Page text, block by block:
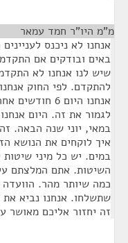
מ"מ היו"ר חמד עמאר
אנחנו לא ניכנס
באים ובודקים אם
אנחנו היום 6
לגמור את זה. היום
במאי, יוני שנה הבאה.
איך לוקחים את הנושא
במים. יש כל מיני
השיטות. אתם המלצתם
כמה שיותר מהר.
שתשלחו. אנחנו נביא
זה יחזור אליכם